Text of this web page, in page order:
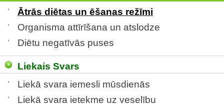
Ātrās diētas un ēšanas režīmi
Organisma attīrīšana un atslodze
Diētu negatīvās puses
Liekais Svars
Liekā svara iemesli mūsdienās
Liekā svara ietekme uz veselību